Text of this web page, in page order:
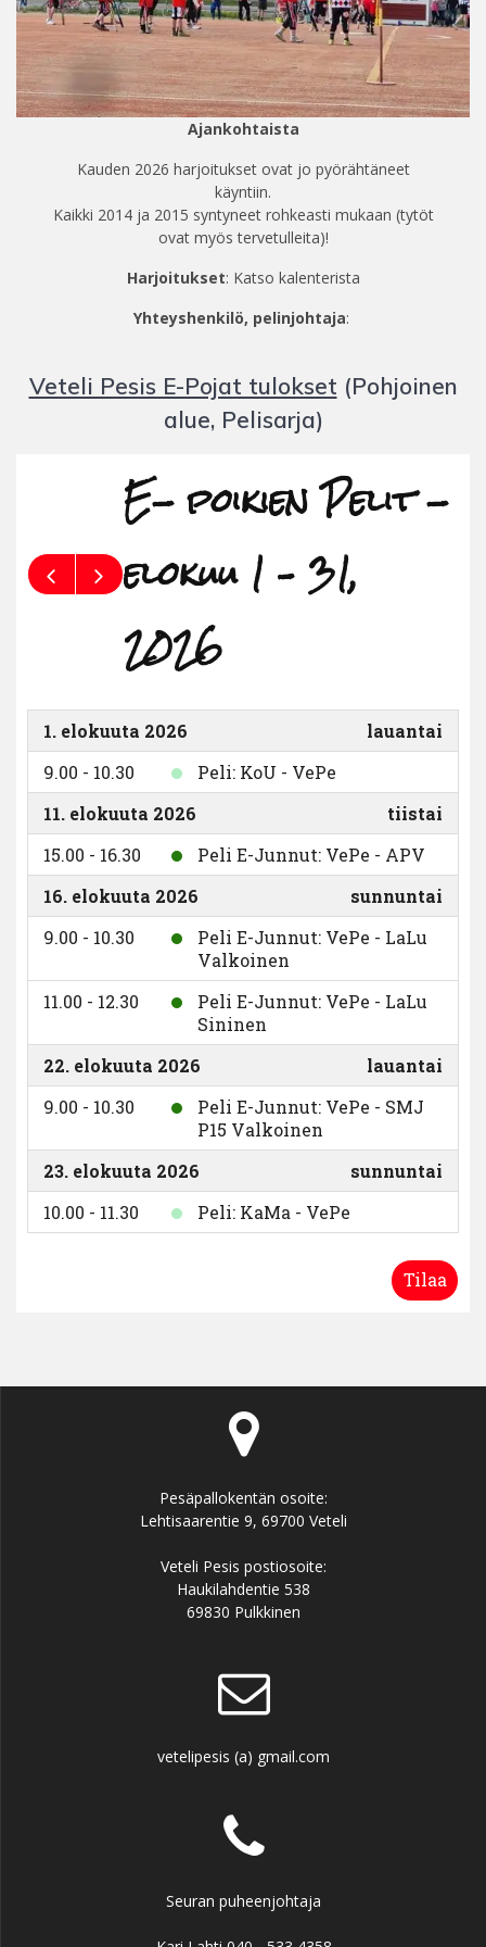
Ajankohtaista
Kauden 2026 harjoitukset ovat jo pyörähtäneet
käyntiin.
Kaikki 2014 ja 2015 syntyneet rohkeasti mukaan (tytöt
ovat myös tervetulleita)!
Harjoitukset: Katso kalenterista
Yhteyshenkilö, pelinjohtaja:
Veteli Pesis E-Pojat tulokset (Pohjoinen
alue, Pelisarja)
Pesäpallokentän osoite:
Lehtisaarentie 9, 69700 Veteli
Veteli Pesis postiosoite:
Haukilahdentie 538
69830 Pulkkinen
vetelipesis (a) gmail.com
Seuran puheenjohtaja